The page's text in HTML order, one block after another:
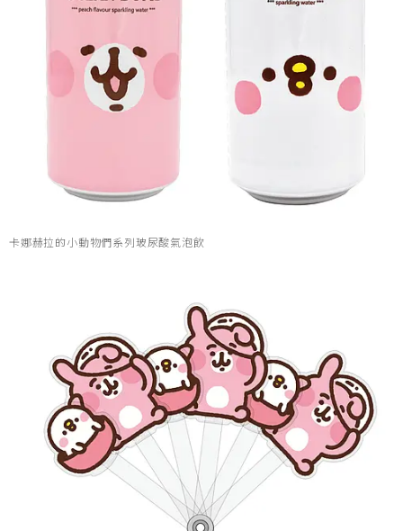
卡娜赫拉的小動物們系列玻尿酸氣泡飲